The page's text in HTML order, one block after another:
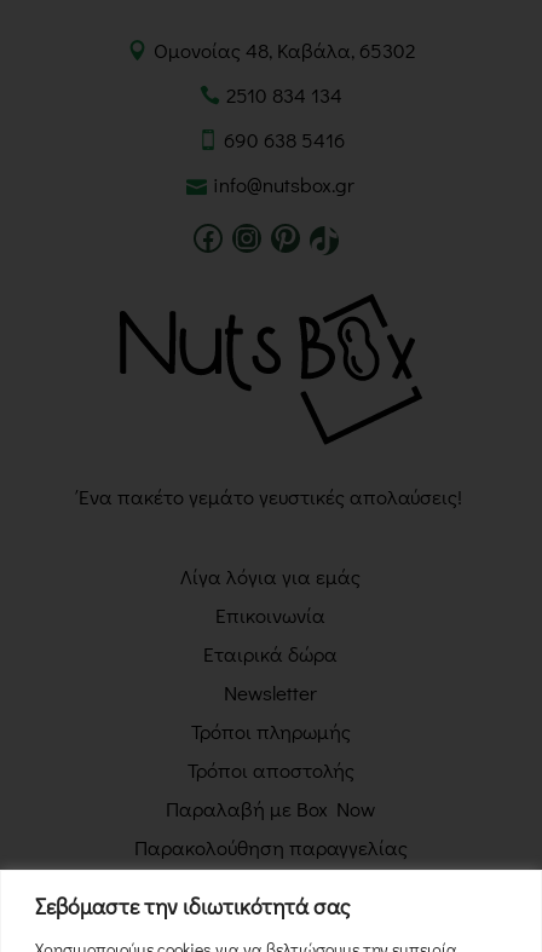
Σεβόμαστε την ιδιωτικότητά σας
Ομονοίας 48, Καβάλα, 65302
2510 834 134
690 638 5416
info@nutsbox.gr
Ένα πακέτο γεμάτο γευστικές απολαύσεις!
Λίγα λόγια για εμάς
Επικοινωνία
Εταιρικά δώρα
Newsletter
Τρόποι πληρωμής
Τρόποι αποστολής
Παραλαβή με Box Now
Παρακολούθηση παραγγελίας
Όροι χρήσης